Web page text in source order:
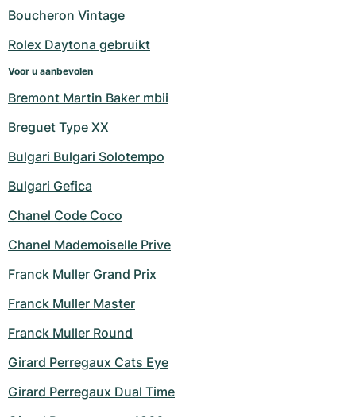
Boucheron Vintage
Rolex Daytona gebruikt
Voor u aanbevolen
Bremont Martin Baker mbii
Breguet Type XX
Bulgari Bulgari Solotempo
Bulgari Gefica
Chanel Code Coco
Chanel Mademoiselle Prive
Franck Muller Grand Prix
Franck Muller Master
Franck Muller Round
Girard Perregaux Cats Eye
Girard Perregaux Dual Time